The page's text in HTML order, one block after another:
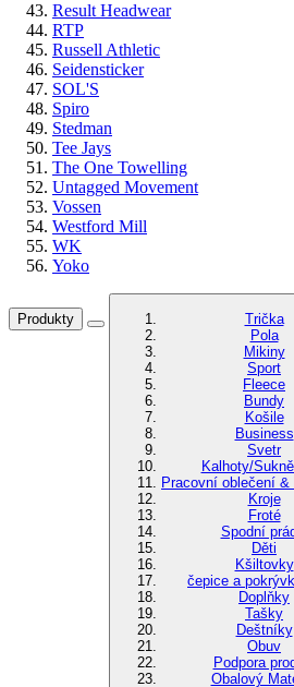
Result Headwear
RTP
Russell Athletic
Seidensticker
SOL'S
Spiro
Stedman
Tee Jays
The One Towelling
Untagged Movement
Vossen
Westford Mill
WK
Yoko
Produkty
Trička
Pola
Mikiny
Sport
Fleece
Bundy
Košile
Business
Svetr
Kalhoty/
Pracovní oblečení &
Kroje
Froté
Spodní
Děti
Kšiltovky
čepice a
Doplňky
Tašky
Deštníky
Obuv
Podpora
Obalový